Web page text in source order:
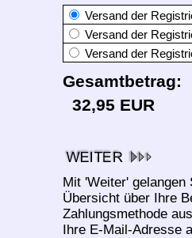
Versand der
Versand der
Versand der
Gesamtbetrag:
32,95 EUR
Mit 'Weiter'
Übersicht über Ihre
Zahlungsmethode
Ihre E-Mail-Adresse